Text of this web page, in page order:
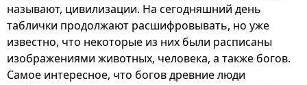
называют, цивилизации. На сегодняшний день
таблички продолжают расшифровывать, но уже
известно, что некоторые из них были расписаны
изображениями животных, человека, а также богов.
Самое интересное, что богов древние люди